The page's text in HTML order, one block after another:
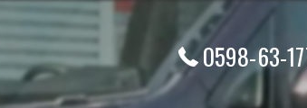
0598-63-